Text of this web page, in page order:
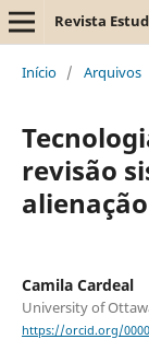
Revista
Início / Arquivos
revisão
Camila Cardeal
University of
https://orcid.org/